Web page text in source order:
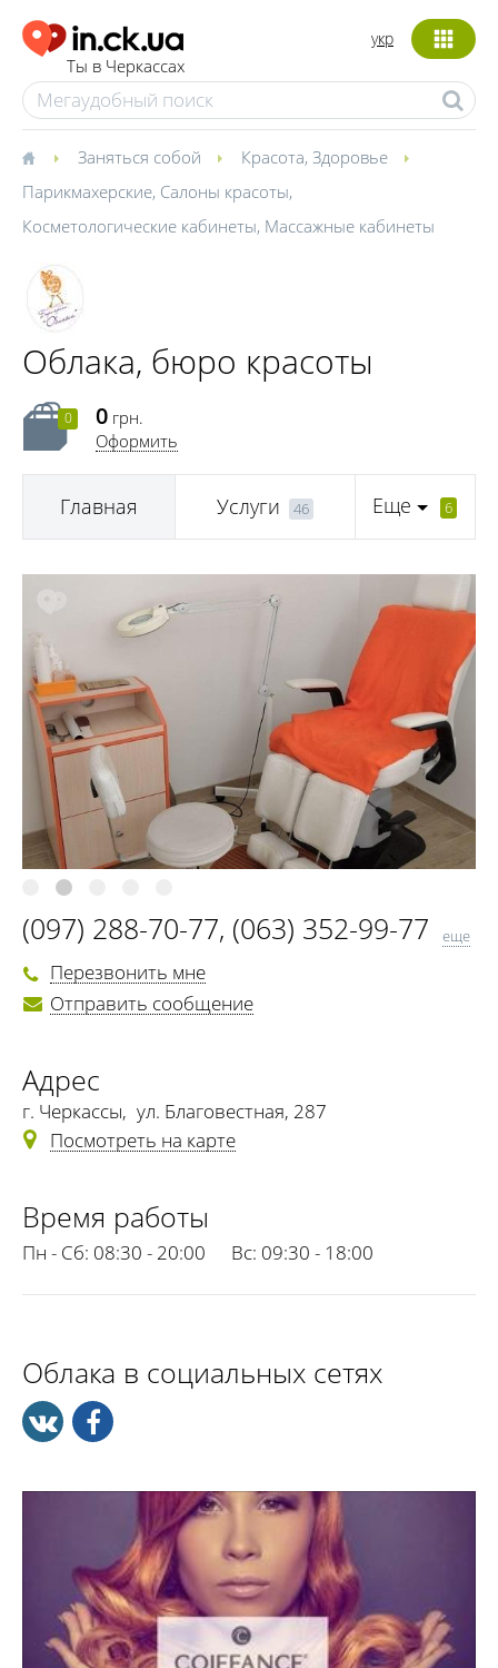
Ты в Черкассах
укр
Заняться собой Красота, Здоровье
Парикмахерские, Салоны красоты,
Косметологические кабинеты, Массажные кабинеты
Облака, бюро красоты
0 0 грн.
Оформить
Главная Услуги 46 Еще 6
(097) 288-70-77, (063) 352-99-77
(0472) 50-06-15
еще
Перезвонить мне
Отправить сообщение
Адрес
г. Черкассы, ул. Благовестная, 287
Посмотреть на карте
Время работы
Пн - Сб: 08:30 - 20:00 Вс: 09:30 - 18:00
Облака в социальных сетях
Директор-призер чемпионатов Украины по
парикмахерскому искусству, региональный технолог
торговых марок Erayba (Испания), Coiffanse
(Франция)